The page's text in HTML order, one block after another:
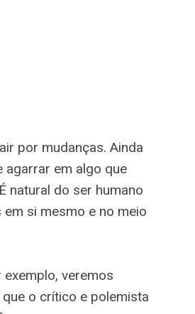
por mudanças. Ainda
agarrar em algo que
natural do ser humano
si mesmo e no meio
veremos
o crítico e polemista